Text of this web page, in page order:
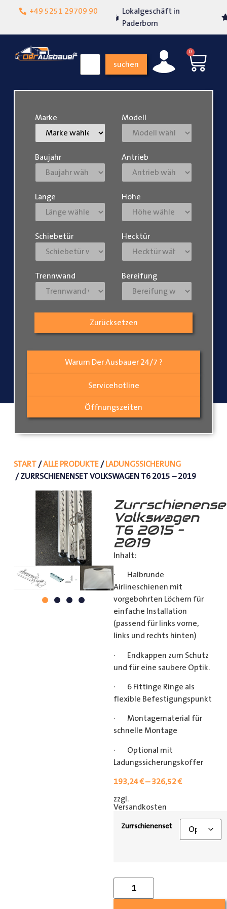
+49 5251 29709 90
Lokalgeschäft in
Über 15 Jahre
suchen
0
Warum Der Ausbauer 24/7 ?
Servicehotline
Öffnungszeiten
Marke Modell
Baujahr Antrieb
Länge Höhe
Schiebetür Hecktür
Trennwand Bereifung
Zurücksetzen
START/ALLE PRODUKTE/LADUNGSSICHERUNG
/ ZURRSCHIENENSET VOLKSWAGEN T6 2015 – 2019
Volkswagen
T6 2015 –
2019
Inhalt:
· Halbrunde
Airlineschienen mit
vorgebohrten Löchern für
einfache Installation
(passend für links vorne,
links und rechts hinten)
· Endkappen zum Schutz
und für eine saubere Optik.
· 6 Fittinge Ringe als
flexible Befestigungspunkt
· Montagematerial für
schnelle Montage
· Optional mit
Ladungssicherungskoffer
193,24€–326,52€
zzgl.
Versandkosten
Zurrschienenset